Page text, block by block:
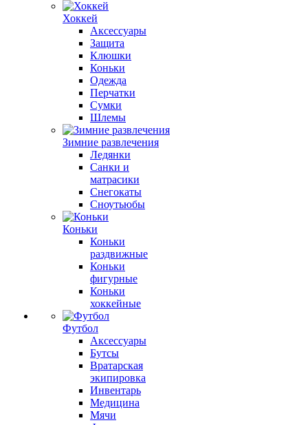
Хоккей
Аксессуары
Защита
Клюшки
Коньки
Одежда
Перчатки
Сумки
Шлемы
Зимние развлечения
Ледянки
Санки и
матрасики
Снегокаты
Сноутьюбы
Коньки
Коньки
раздвижные
Коньки
фигурные
Коньки
хоккейные
Футбол
Аксессуары
Бутсы
Вратарская
экипировка
Инвентарь
Медицина
Мячи